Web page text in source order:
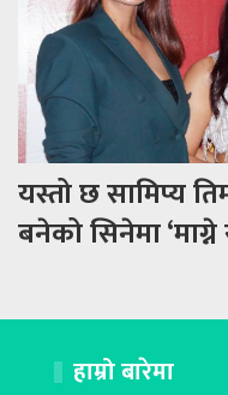
यस्तो छ सामिप्य
बनेको सिनेमा ‘माग्ने
हाम्रो बारेमा